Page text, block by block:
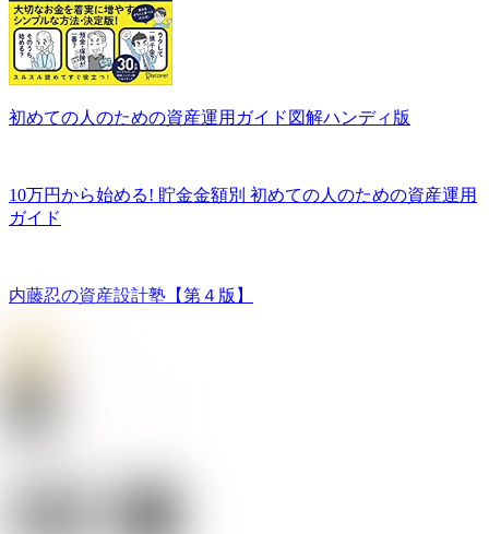
初めての人のための資産運用ガイド図解ハンディ版
10万円から始める! 貯金金額別 初めての人のための資産運用
ガイド
内藤忍の資産設計塾【第４版】